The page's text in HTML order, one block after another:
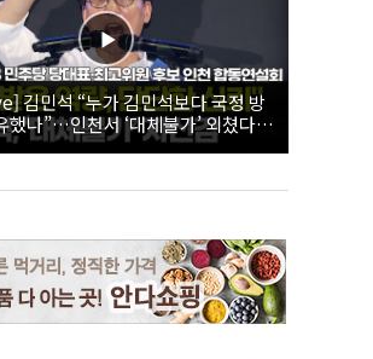
김민석 “누가 김민석보다 국정 방
했나”…인천서 ‘대체불가’ 외쳤다 |
불어민주당 당대표·최고위원 후